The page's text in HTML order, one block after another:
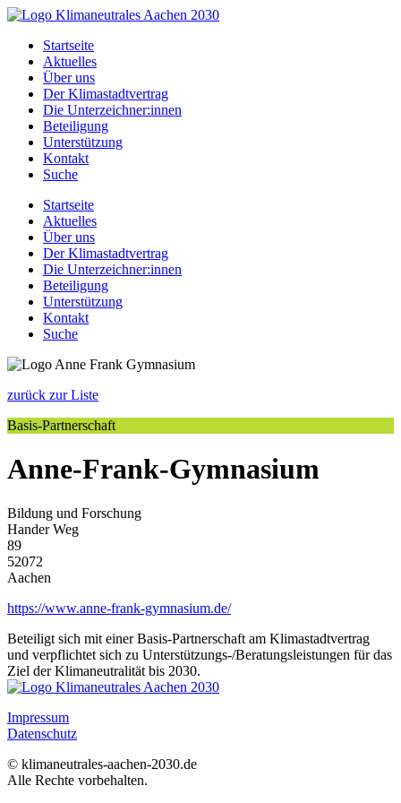
Zum
springenStartseite
Aktuelles
Über uns
Der Klimastadtvertrag
Die Unterzeichner:innen
Beteiligung
Unterstützung
Kontakt
Suche
Startseite
Aktuelles
Über uns
Der Klimastadtvertrag
Die Unterzeichner:innen
Beteiligung
Unterstützung
Kontakt
Suche
zurück zur Liste
Basis-Partnerschaft
Anne-Frank-Gymnasium
Bildung und Forschung
Hander Weg
89
52072
Aachen
https://www.anne-frank-gymnasium.de/
Beteiligt sich mit einer Basis-Partnerschaft am Klimastadtvertrag
und verpflichtet sich zu Unterstützungs-/Beratungsleistungen für das
Ziel der Klimaneutralität bis 2030.
Impressum
Datenschutz
© klimaneutrales-aachen-2030.de
Alle Rechte vorbehalten.